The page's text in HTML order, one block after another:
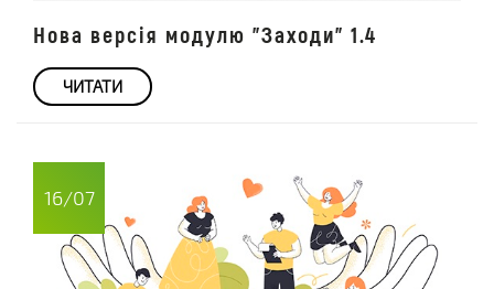
Нова версія модулю "Заходи" 1.4
ЧИТАТИ
16/07